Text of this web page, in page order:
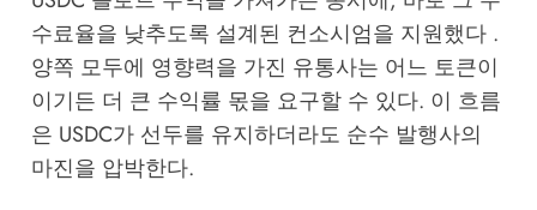
수료율을 낮추도록 설계된 컨소시엄을 지원했다 .
양쪽 모두에 영향력을 가진 유통사는 어느 토큰이
이기든 더 큰 수익률 몫을 요구할 수 있다. 이 흐름
은 USDC가 선두를 유지하더라도 순수 발행사의
마진을 압박한다.